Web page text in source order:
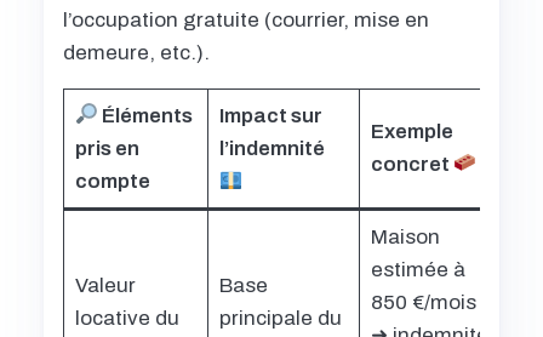
l’occupation gratuite (courrier, mise en
demeure, etc.).
Éléments
pris en
compte
Impact sur
l’indemnité
Exemple
concret
Valeur
locative du
Base
principale du
Maison
estimée à
850 €/mois